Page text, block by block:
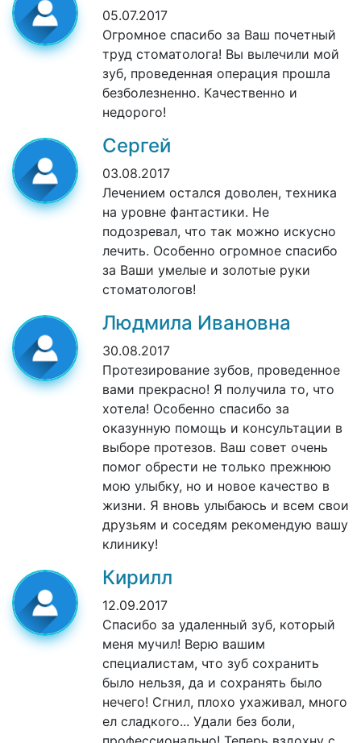
05.07.2017
Огромное спасибо за Ваш почетный
труд стоматолога! Вы вылечили мой
зуб, проведенная операция прошла
безболезненно. Качественно и
недорого!
Сергей
03.08.2017
Лечением остался доволен, техника
на уровне фантастики. Не
подозревал, что так можно искусно
лечить. Особенно огромное спасибо
за Ваши умелые и золотые руки
стоматологов!
Людмила Ивановна
30.08.2017
Протезирование зубов, проведенное
вами прекрасно! Я получила то, что
хотела! Особенно спасибо за
оказунную помощь и консультации в
выборе протезов. Ваш совет очень
помог обрести не только прежнюю
мою улыбку, но и новое качество в
жизни. Я вновь улыбаюсь и всем свои
друзьям и соседям рекомендую вашу
клинику!
Кирилл
12.09.2017
Спасибо за удаленный зуб, который
меня мучил! Верю вашим
специалистам, что зуб сохранить
было нельзя, да и сохранять было
нечего! Сгнил, плохо ухаживал, много
ел сладкого... Удали без боли,